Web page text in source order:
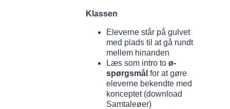
Klassen
Eleverne står på gulvet
med plads til at gå rundt
mellem hinanden
Læs som intro toø-
spørgsmål for at gøre
eleverne bekendte med
konceptet (download
Samtaleøer)